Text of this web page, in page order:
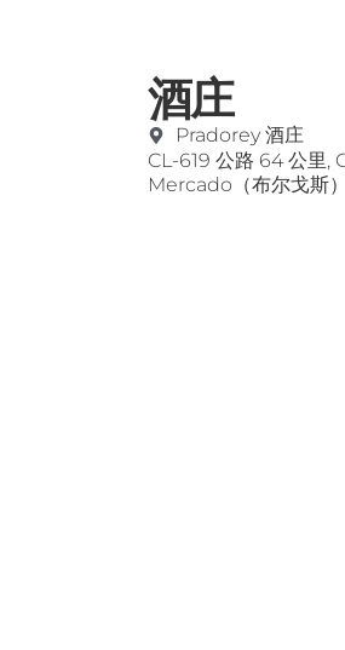
酒庄
Pradorey 酒庄
CL-619 公路 64 公里,
Mercado（布尔戈斯